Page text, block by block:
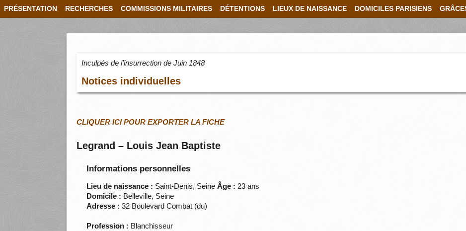
PRÉSENTATION RECHERCHES COMMISSIONS MILITAIRES DÉTENTIONS LIEUX DE NAISSANCE DOMICILES PARISIENS
Inculpés de l’insurrection de Juin 1848
Notices individuelles
CLIQUER ICI POUR EXPORTER LA FICHE
Legrand – Louis Jean Baptiste
Informations personnelles
Lieu de naissance : Saint-Denis, Seine Âge : 23 ans
Domicile : Belleville, Seine
Adresse : 32 Boulevard Combat (du)
Profession : Blanchisseur